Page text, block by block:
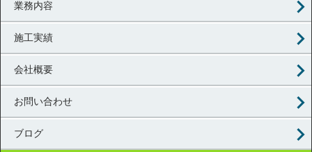
業務内容
施工実績
会社概要
お問い合わせ
ブログ